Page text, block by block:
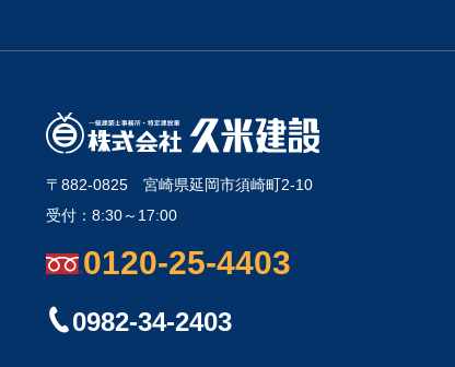
〒882-0825
宮崎県延岡市須崎町2-10
受付：8:30～17:00
0120-25-4403
0982-34-2403